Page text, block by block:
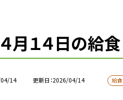
４月１４日の給食
14 更新日 2026/04/14 給食